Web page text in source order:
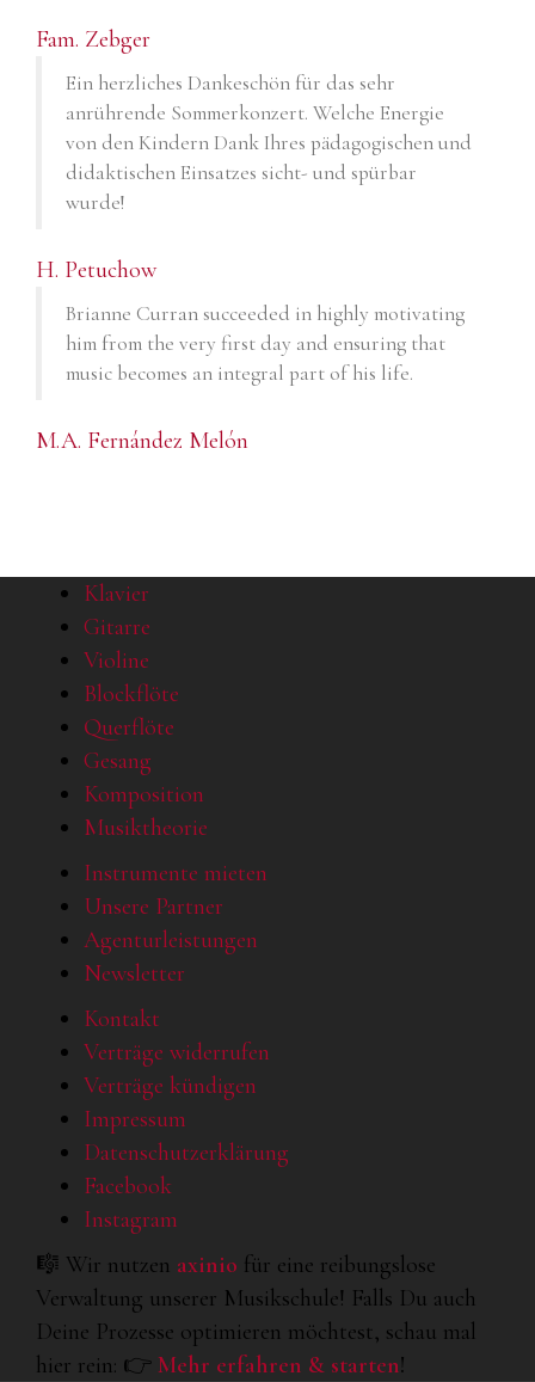
Fam. Zebger
Ein herzliches Dankeschön für das sehr
anrührende Sommerkonzert. Welche Energie
von den Kindern Dank Ihres pädagogischen und
didaktischen Einsatzes sicht- und spürbar
wurde!
H. Petuchow
Brianne Curran succeeded in highly motivating
him from the very first day and ensuring that
music becomes an integral part of his life.
M.A. Fernández Melón
Klavier
Gitarre
Violine
Blockflöte
Querflöte
Gesang
Komposition
Musiktheorie
Instrumente mieten
Unsere Partner
Agenturleistungen
Newsletter
Kontakt
Verträge widerrufen
Verträge kündigen
Impressum
Datenschutzerklärung
Facebook
Instagram
🎼 Wir nutzen axinio für eine reibungslose
Verwaltung unserer Musikschule! Falls Du auch
Deine Prozesse optimieren möchtest, schau mal
hier rein: 👉 Mehr erfahren & starten!